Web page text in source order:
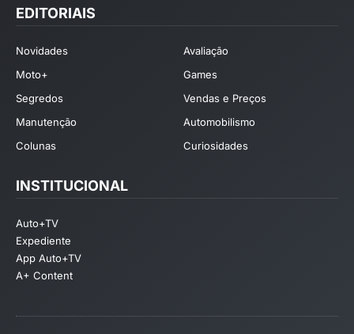
EDITORIAIS
Novidades
Avaliação
Moto+
Games
Segredos
Vendas e Preços
Manutenção
Automobilismo
Colunas
Curiosidades
INSTITUCIONAL
Auto+TV
Expediente
App Auto+TV
A+ Content